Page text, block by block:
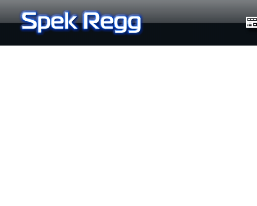
al
contenido